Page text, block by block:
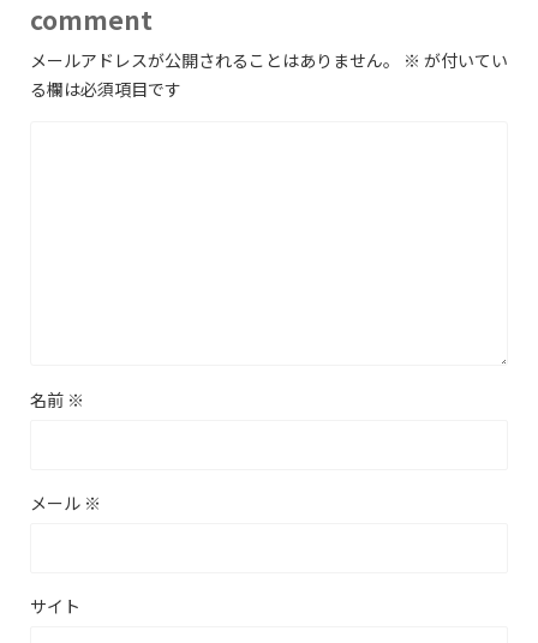
comment
メールアドレスが公開されることはありません。 ※ が付いてい
る欄は必須項目です
名前 ※
メール ※
サイト